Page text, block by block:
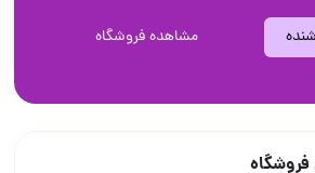
مشاهده فروشگاه